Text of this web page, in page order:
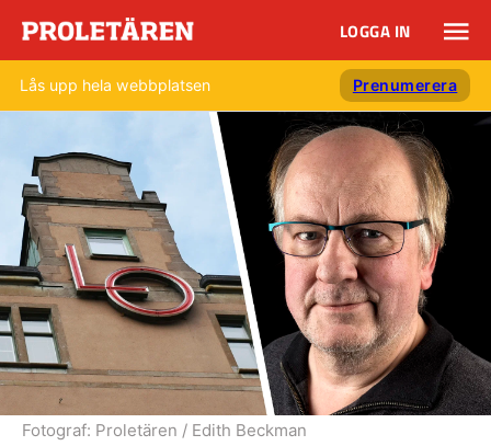
LOGGA IN
Lås upp hela webbplatsen Prenumerera
Fotograf: Proletären / Edith Beckman